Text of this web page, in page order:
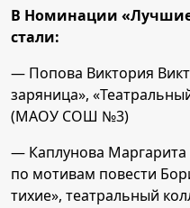
В Номинации
стали:
— Попова Виктория
заряница»,
(МАОУ СОШ №3)
— Каплунова Маргарита
по мотивам повести
тихие», театральный